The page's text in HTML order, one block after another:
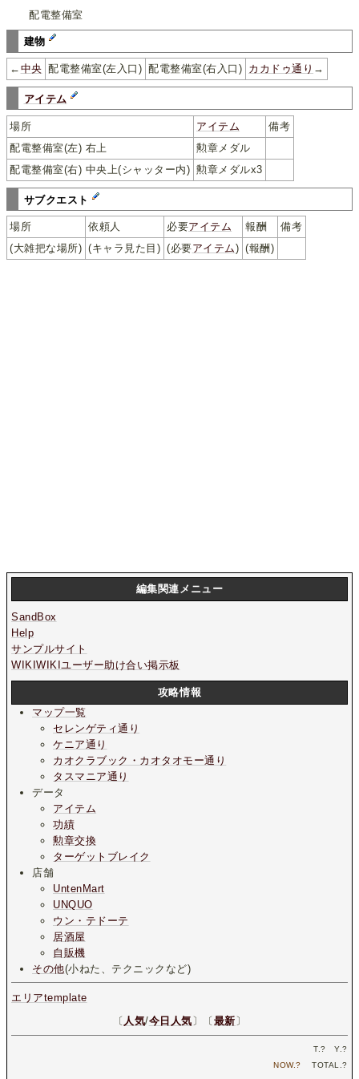
配電整備室
建物
← 中央 配電整備室(左入口) 配電整備室(右入口) カカドゥ通り →
アイテム
場所 アイテム
備考
配電整備室(左) 右上
勲章メダル
配電整備室(右) 中央上(シャッター内) 勲章メダルx3
サブクエスト
場所 依頼人 必要アイテム 報酬
備考
(大雑把な場所) (キャラ見た目) (必要アイテム) (報酬)
編集関連メニュー
SandBox
Help
サンプルサイト
WIKIWIKIユーザー助け合い掲示板
攻略情報
マップ一覧
セレンゲティ通り
ケニア通り
カオクラブック・カオタオモー通り
タスマニア通り
データ
アイテム
功績
勲章交換
ターゲットブレイク
店舗
UntenMart
UNQUO
ウン・テドーテ
居酒屋
自販機
その他(小ねた、テクニックなど)
エリアtemplate
〔 人気/今日人気 〕〔 最新 〕
T.? Y.?
NOW.? TOTAL.?